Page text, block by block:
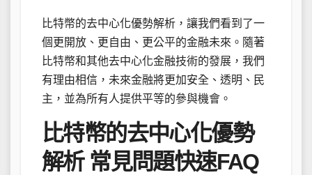
比特幣的去中心化優勢解析，讓我們看到了一
個更開放、更自由、更公平的金融未來。隨著
比特幣和其他去中心化金融技術的發展，我們
有理由相信，未來金融將更加安全、透明、民
主，並為所有人提供平等的參與機會。
比特幣的去中心化優勢
解析 常見問題快速FAQ